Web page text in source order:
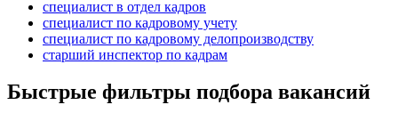
специалист в отдел кадров
специалист по кадровому учету
специалист по кадровому делопроизводству
старший инспектор по кадрам
Быстрые фильтры подбора вакансий